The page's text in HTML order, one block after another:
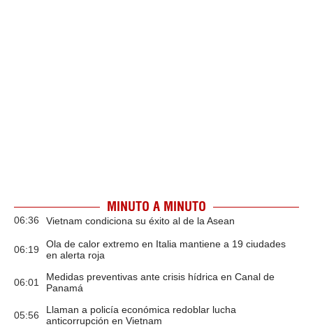
MINUTO A MINUTO
06:36 Vietnam condiciona su éxito al de la Asean
06:19
Ola de calor extremo en Italia mantiene a 19 ciudades
en alerta roja
06:01
Medidas preventivas ante crisis hídrica en Canal de
Panamá
05:56
Llaman a policía económica redoblar lucha
anticorrupción en Vietnam